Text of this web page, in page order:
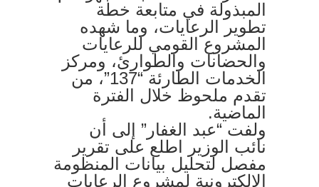
المبذولة في متابعة خطة
تطوير الرعايات، وما شهده
المشروع القومي للرعايات
والحضانات والطوارئ، ومركز
الخدمات الطارئة “137”، من
تقدم ملحوظ خلال الفترة
الماضية.
ولفت “عبد الغفار” إلى أن
نائب الوزير اطلع على تقرير
مفصل لتحليل بيانات المنظومة
الإلكترونية لمشروع الرعايات